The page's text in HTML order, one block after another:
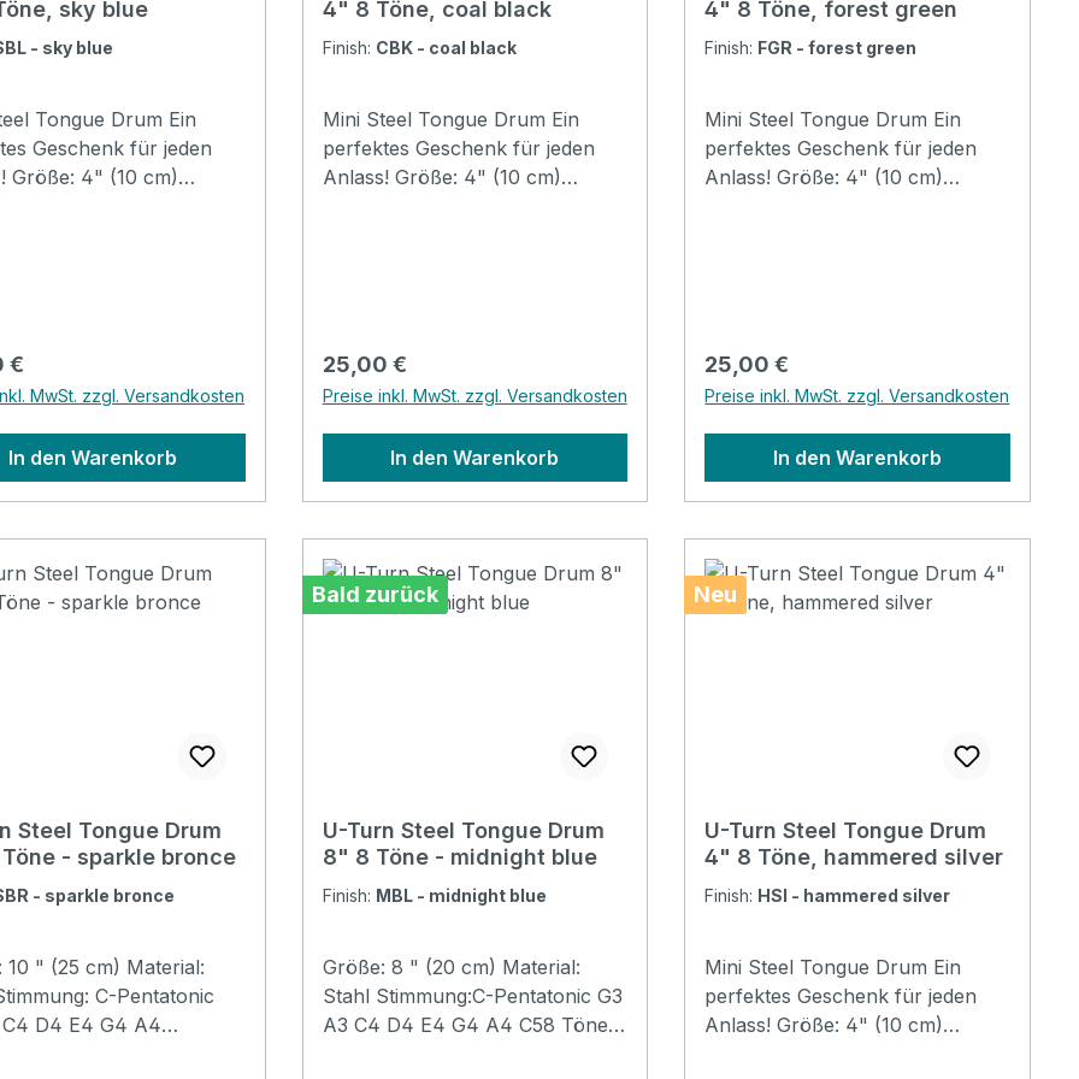
sky blue
- sky blue
Tongue Drum Ein
Geschenk für jeden
Größe: 4" (10 cm)
Sound Perfekt für
und Meditation
Klöppel, Starterheft,
und Sticker
Preis:
€
MwSt. zzgl. Versandkosten
In den Warenkorb
4" 8 Töne, coal black
Finish: CBK - coal black
Mini Steel Tongue Drum Ein
perfektes Geschenk für jeden
Anlass! Größe: 4" (10 cm)
Sound Perfekt für Klangtherapie
und Meditation Inkl. Beutel,
Klöppel, Starterheft,
Fingerkuppenschutz und Sticker
Regulärer Preis:
25,00 €
Preise inkl. MwSt. zzgl. Versandkosten
In den Warenkorb
4" 8 Töne, forest green
Finish: FGR - forest green
Mini Steel Tongue Drum Ein
perfektes Geschenk für jeden
Anlass! Größe: 4" (10 cm)
beruhigender Sound Perfekt für
Klangtherapie und Meditation
Inkl. Beutel, Klöppel, Starterheft,
Fingerkuppenschutz und Sticker
Regulärer Preis:
25,00 €
Preise inkl. MwSt. zzgl. Versandkosten
In den Warenkorb
Steel Tongue Drum
- sparkle bronce
- sparkle bronce
10 " (25 cm) Material:
C-Pentatonic
D4 E4 G4 A4
Bald zurück
U-Turn Steel Tongue Drum
8" 8 Töne - midnight blue
Finish: MBL - midnight blue
Größe: 8 " (20 cm) Material:
Stahl Stimmung:C-Pentatonic G3
A3 C4 D4 E4 G4 A4 C58 Töne
Neu
U-Turn Steel Tongue Drum
4" 8 Töne, hammered silver
Finish: HSI - hammered silver
Mini Steel Tongue Drum Ein
perfektes Geschenk für jeden
Anlass! Größe: 4" (10 cm)